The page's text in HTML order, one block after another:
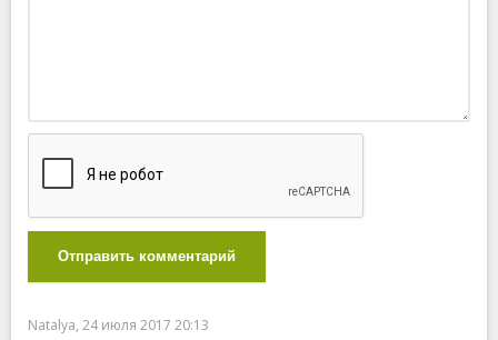
Отправить комментарий
Natalya, 24 июля 2017 20:13